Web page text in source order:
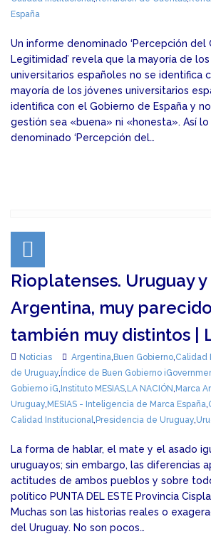
España
Un informe denominado ‘Percepción del
Legitimidad’ revela que la mayoría de
universitarios españoles no se identifica
mayoría de los jóvenes universitarios
identifica con el Gobierno de España y
gestión sea «buena» ni «honesta». Así
denominado ‘Percepción del…
Rioplatenses. Uruguay y
Argentina, muy
también muy distintos |
Noticias Argentina, Buen Gobierno,Calidad
de Uruguay, Índice de Buen Gobierno
Gobierno iG, Instituto MESIAS, LA NACIÓN, Marca
Uruguay, MESIAS - Inteligencia de Marca España,
Calidad Institucional, Presidencia de Uruguay,
La forma de hablar, el mate y el asado
uruguayos; sin embargo, las diferencias
actitudes de ambos pueblos y sobre
político PUNTA DEL ESTE Provincia
Muchas son las historias reales o
del Uruguay. No son pocos…